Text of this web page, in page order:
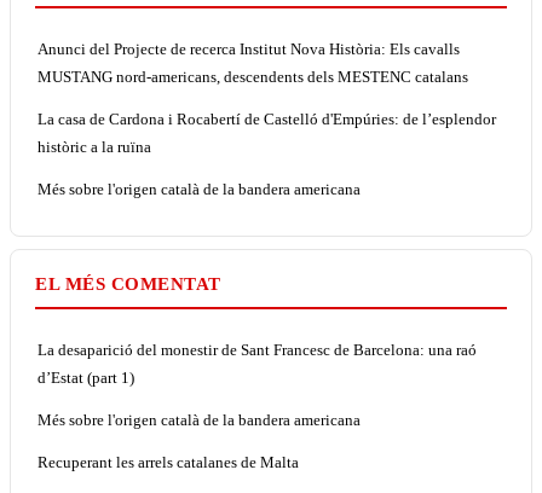
Anunci del Projecte de recerca Institut Nova Història: Els cavalls
MUSTANG nord-americans, descendents dels MESTENC catalans
La casa de Cardona i Rocabertí de Castelló d'Empúries: de l’esplendor
històric a la ruïna
Més sobre l'origen català de la bandera americana
EL MÉS COMENTAT
La desaparició del monestir de Sant Francesc de Barcelona: una raó
d’Estat (part 1)
Més sobre l'origen català de la bandera americana
Recuperant les arrels catalanes de Malta